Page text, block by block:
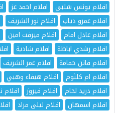
افلام يونس شلبي
افلام احمد عز
افلام عمرو دياب
افلام نور الشريف
افلام عادل امام
افلام ميرفت امين
افلام رشدي اباظة
افلام شادية
افلام فاتن حمامة
افلام عمر الشريف
افلام ام كلثوم
افلام هيفاء وهبي
افلام دريد لحام
افلام فيروز
افلام اسمهان
افلام ليلى مراد